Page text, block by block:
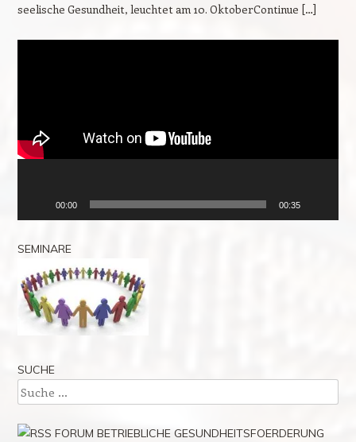
seelische Gesundheit, leuchtet am 10. OktoberContinue […]
00:00 00:35
SEMINARE
SUCHE
Suche
FORUM BETRIEBLICHE GESUNDHEITSFOERDERUNG